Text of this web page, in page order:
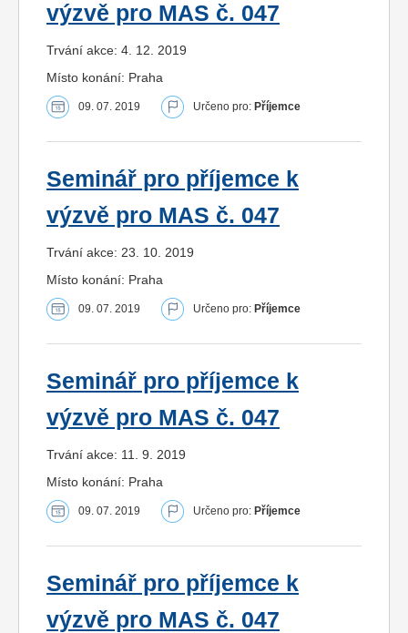
výzvě pro MAS č. 047
Trvání akce: 4. 12. 2019
Místo konání: Praha
09. 07. 2019 Určeno pro: Příjemce
Seminář pro příjemce k
výzvě pro MAS č. 047
Trvání akce: 23. 10. 2019
Místo konání: Praha
09. 07. 2019 Určeno pro: Příjemce
Seminář pro příjemce k
výzvě pro MAS č. 047
Trvání akce: 11. 9. 2019
Místo konání: Praha
09. 07. 2019 Určeno pro: Příjemce
Seminář pro příjemce k
výzvě pro MAS č. 047